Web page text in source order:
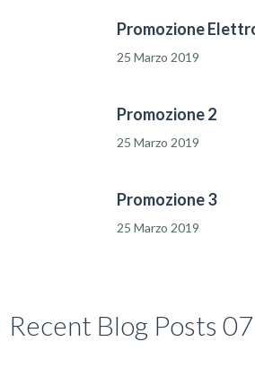
Promozione
25 Marzo 2019
Promozione 2
25 Marzo 2019
Promozione 3
25 Marzo 2019
Recent Blog Posts 07